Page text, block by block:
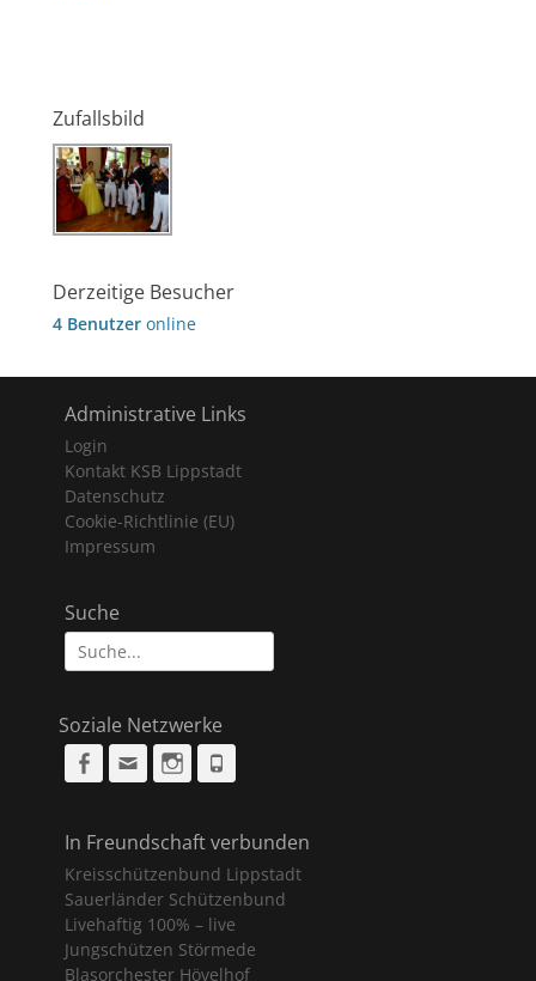
Zufallsbild
Derzeitige Besucher
4 Benutzer online
Administrative Links
Login
Kontakt KSB Lippstadt
Datenschutz
Cookie-Richtlinie (EU)
Impressum
Suche
Suche
nach:
Soziale Netzwerke
Facebook
Email Instagram
In Freundschaft verbunden
Kreisschützenbund Lippstadt
Sauerländer Schützenbund
Livehaftig 100% – live
Jungschützen Störmede
Blasorchester Hövelhof